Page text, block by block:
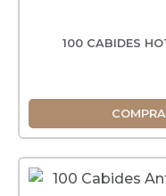
100 CABIDES